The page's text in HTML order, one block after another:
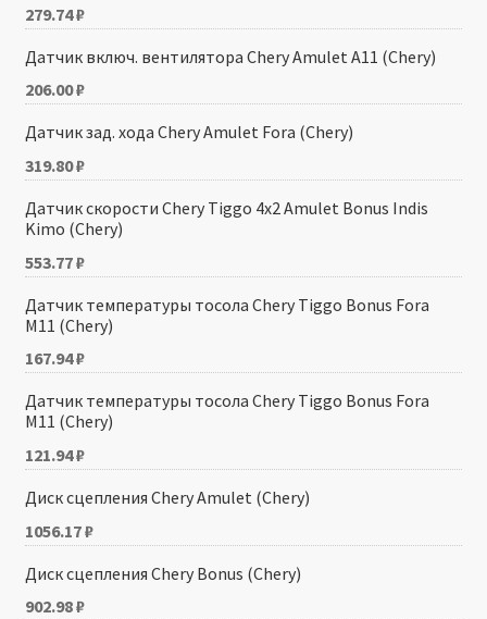
279.74₽
Датчик включ. вентилятора Chery Amulet A11 (Chery)
206.00₽
Датчик зад. хода Chery Amulet Fora (Chery)
319.80₽
Датчик скорости Chery Tiggo 4х2 Amulet Bonus Indis
Kimo (Chery)
553.77₽
Датчик температуры тосола Chery Tiggo Bonus Fora
M11 (Chery)
167.94₽
Датчик температуры тосола Chery Tiggo Bonus Fora
M11 (Chery)
121.94₽
Диск сцепления Chery Amulet (Chery)
1056.17₽
Диск сцепления Chery Bonus (Chery)
902.98₽